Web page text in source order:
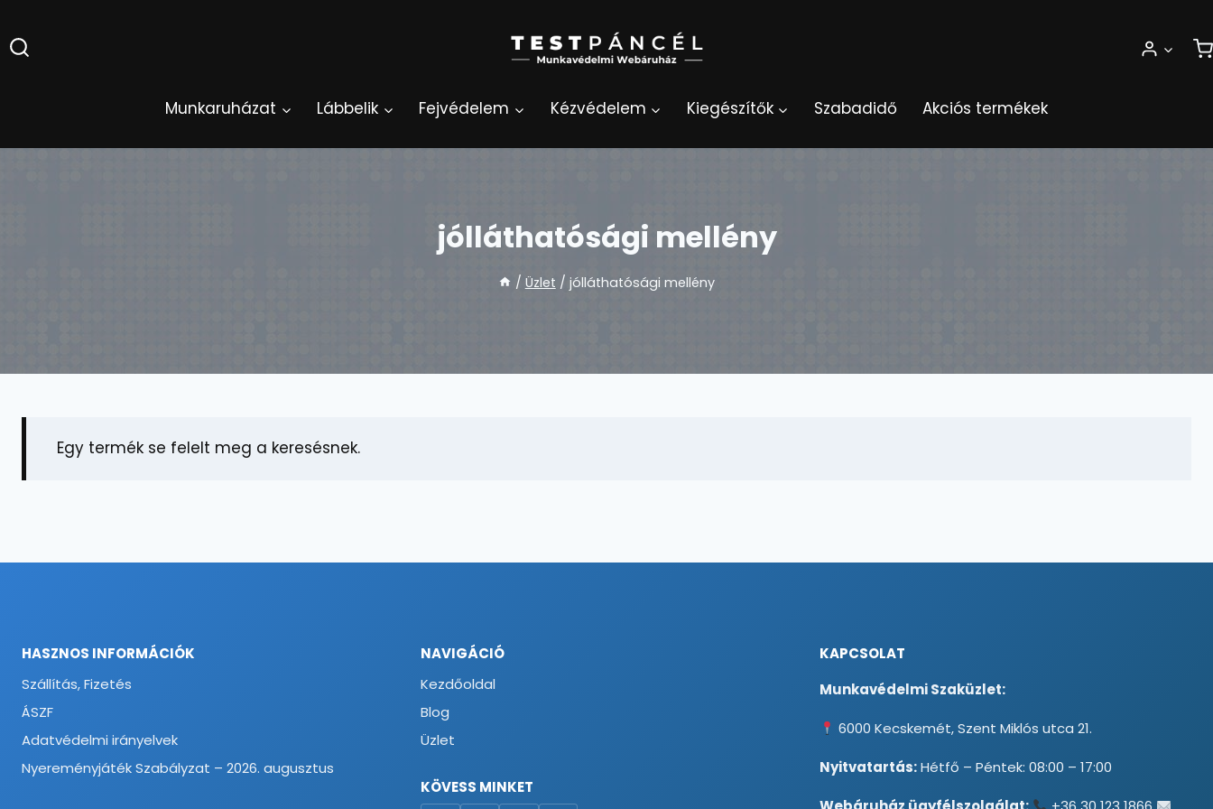
to
content
Munkaruházat Lábbelik Fejvédelem Kézvédelem Kiegészítők Szabadidő Akciós termékek
jólláthatósági mellény
/ Üzlet / jólláthatósági mellény
Egy termék se felelt meg a keresésnek.
HASZNOS INFORMÁCIÓK
Szállítás, Fizetés
ÁSZF
Adatvédelmi irányelvek
Nyereményjáték Szabályzat – 2026. augusztus
NAVIGÁCIÓ
Kezdőoldal
Blog
Üzlet
KÖVESS MINKET
KAPCSOLAT
Munkavédelmi Szaküzlet:
6000 Kecskemét, Szent Miklós utca 21.
Nyitvatartás:Hétfő – Péntek: 08:00 – 17:00